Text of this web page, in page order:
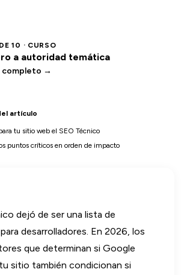
10 · CURSO
a autoridad temática
completo →
artículo
tu sitio web el SEO Técnico
puntos críticos en orden de impacto
dejó de ser una lista de
desarrolladores. En 2026, los
que determinan si Google
sitio también condicionan si